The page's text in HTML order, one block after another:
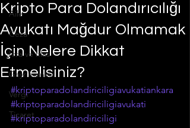
Aile
Ceza
İcra ve İflas
Gayrimenkul
Vergi
Ticaret
Kripto Para Dolandırıcılığı
Avukatı Mağdur Olmamak
İçin Nelere Dikkat
Etmelisiniz?
#kriptoparadolandiriciligiavukatiankara
#kriptoparadolandiriciligiavukati
#kriptoparadolandiriciligi